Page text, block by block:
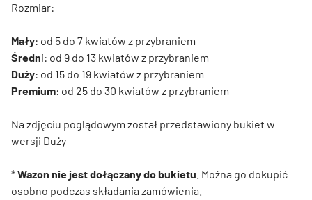
Rozmiar:
Mały: od 5 do 7 kwiatów z przybraniem
Średni: od 9 do 13 kwiatów z przybraniem
Duży: od 15 do 19 kwiatów z przybraniem
Premium: od 25 do 30 kwiatów z przybraniem
Na zdjęciu poglądowym został przedstawiony bukiet w
wersji Duży
*Wazon nie jest dołączany do bukietu . Można go dokupić
osobno podczas składania zamówienia.